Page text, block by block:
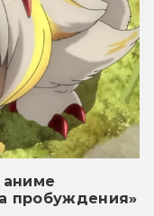
пробуждения»